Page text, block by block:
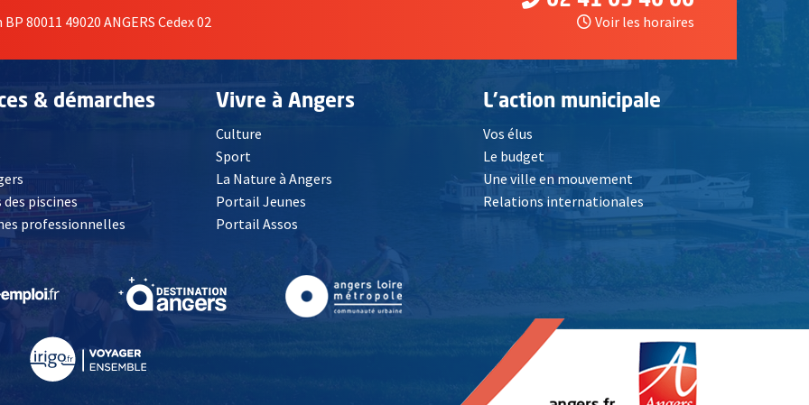
80011 49020 ANGERS Cedex 02 Voir les horaires
& démarches
, Ouvre une nouvelle fenêtre
piscines
professionnelles
Vivre à Angers
Culture
Sport
La Nature à Angers
Portail Jeunes
Portail Assos
L'action municipale
Vos élus
Le budget
Une ville en mouvement
Relations internationales
fenêtre , Ouvre une nouvelle fenêtre , Ouvre une nouvelle fenêtre, Ouvre une nouvelle fenêtre